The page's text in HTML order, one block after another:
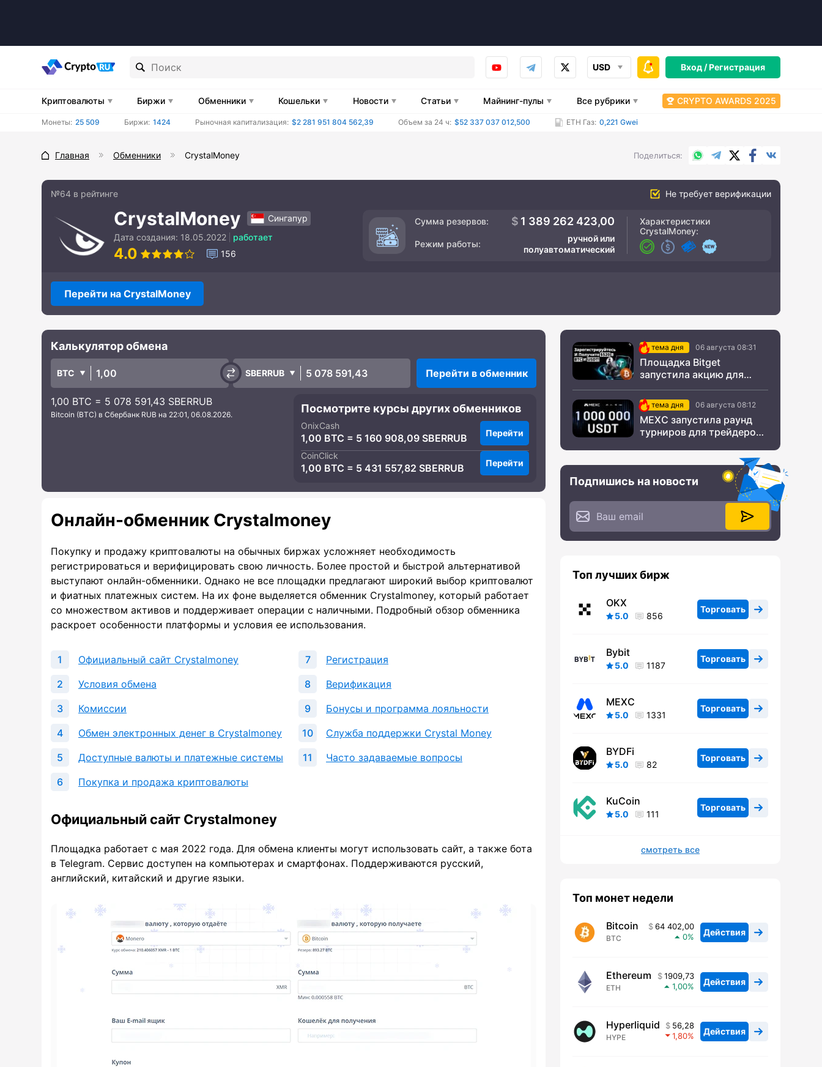
USD Вход /Регистрация
Криптовалюты Биржи Обменники Кошельки Новости Статьи Майнинг-пулы Все рубрики CRYPTO AWARDS 2025
Монеты: 25 509 Биржи: 1424 Рыночная капитализация: $2 281 951 804 562,39 Объем за 24 ч: $52 337 037 012,500 ETH Газ: 0,221 Gwei
Главная Обменники CrystalMoney Поделиться WhatsApp
TelegramX.comFacebook
№64 в рейтинге Не требует верификации
CrystalMoney
Сингапур
Дата создания: 18.05.2022 работает
4.0 156
Сумма резервов: 1 389 262 423,00
Режим работы:
ручной или
полуавтоматический
Характеристики
CrystalMoney:
Перейти на CrystalMoney
Калькулятор обмена
BTC SBERRUB Перейти в обменник
1,00 BTC = 5 078 591,43 SBERRUB
Bitcoin (BTC) в Сбербанк RUB на 22:01, 06.08.2026. Посмотрите курсы других обменников
OnixCash
1,00 BTC = 5 160 908,09 SBERRUB Перейти
CoinClick
1,00 BTC = 5 431 557,82 SBERRUB Перейти
Онлайн-обменник Crystalmoney
Покупку и продажу криптовалюты на обычных биржах усложняет необходимость
регистрироваться и верифицировать свою личность. Более простой и быстрой альтернативой
выступают онлайн-обменники. Однако не все площадки предлагают широкий выбор криптовалют
и фиатных платежных систем. На их фоне выделяется обменник Crystalmoney, который работает
со множеством активов и поддерживает операции с наличными. Подробный обзор обменника
раскроет особенности платформы и условия ее использования.
Официальный сайт Crystalmoney
Условия обмена
Комиссии
Обмен электронных денег в Crystalmoney
Доступные валюты и платежные системы
Покупка и продажа криптовалюты
Регистрация
Верификация
Бонусы и программа лояльности
Служба поддержки Crystal Money
Часто задаваемые вопросы
Официальный сайт Crystalmoney
Площадка работает с мая 2022 года. Для обмена клиенты могут использовать сайт, а также бота
в Telegram. Сервис доступен на компьютерах и смартфонах. Поддерживаются русский,
английский, китайский и другие языки.
тема дня 06 августа 08:31
Площадка Bitget
запустила акцию для
СНГтема дня 06 августа 08:12
MEXC запустила раунд
турниров для трейдеров
Подпишись на новости
Топ лучших бирж
OKX
5.0 856
Торговать
Bybit
5.0 1187
Торговать
MEXC
5.0 1331
Торговать
BYDFi
5.0 82
Торговать
KuCoin
5.0 111
Торговать
смотреть все
Топ монет недели
Bitcoin
BTC
64 402,00
0
Действия
Ethereum
ETH
1909,73
1,00
Действия
Hyperliquid
HYPE
56,28
1,80
Действия